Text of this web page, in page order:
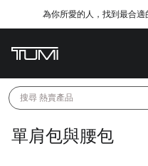
為你所愛的人，找到最合適
搜尋 熱賣產品
單肩包與腰包